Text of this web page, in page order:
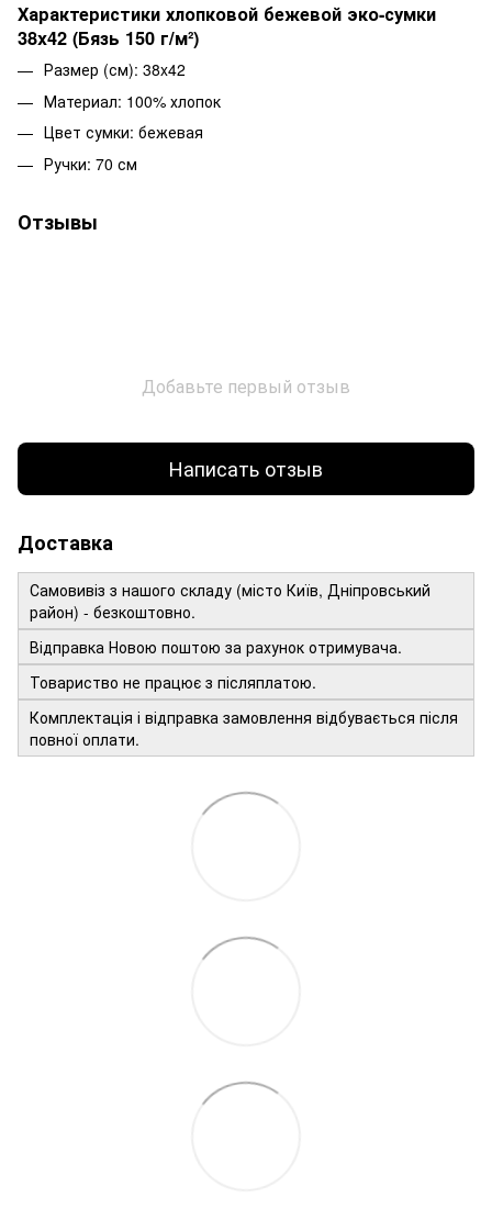
Характеристики хлопковой бежевой эко-сумки
38x42 (Бязь 150 г/м²)
Размер (см): 38x42
Материал: 100% хлопок
Цвет сумки: бежевая
Ручки: 70 см
Отзывы
Добавьте первый отзыв
Написать отзыв
Доставка
Самовивіз з нашого складу (місто Київ, Дніпровський
район) - безкоштовно.
Відправка Новою поштою за рахунок отримувача.
Товариство не працює з післяплатою.
Комплектація і відправка замовлення відбувається після
повної оплати.